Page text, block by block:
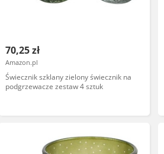
70,25 zł
Amazon.pl
Świecznik szklany zielony świecznik na
podgrzewacze zestaw 4 sztuk